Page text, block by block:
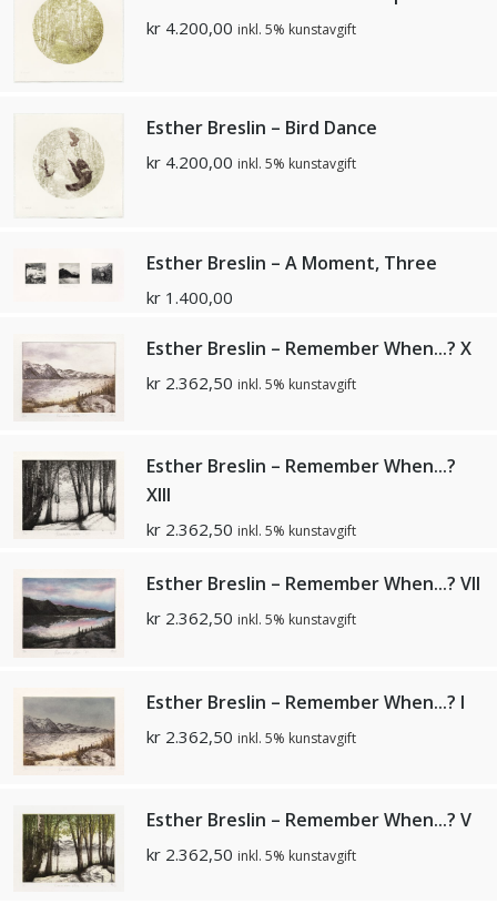
kr 4.200,00 inkl. 5% kunstavgift
Esther Breslin – Bird Dance
kr 4.200,00 inkl. 5% kunstavgift
Esther Breslin – A Moment, Three
kr 1.400,00
Esther Breslin – Remember When...? X
kr 2.362,50 inkl. 5% kunstavgift
Esther Breslin – Remember When...?
XIII
kr 2.362,50 inkl. 5% kunstavgift
Esther Breslin – Remember When...? VII
kr 2.362,50 inkl. 5% kunstavgift
Esther Breslin – Remember When...? I
kr 2.362,50 inkl. 5% kunstavgift
Esther Breslin – Remember When...? V
kr 2.362,50 inkl. 5% kunstavgift